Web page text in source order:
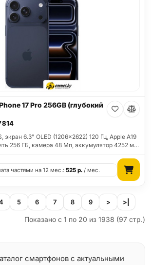
17 Pro 256GB (глубокий
экран 6.3" OLED (1206x2622) 120 Гц, Apple A19
256 ГБ, камера 48 Мп, аккумулятор 4252 м…
частями на 12 мес.:525 р. / мес.
5 6 7 8 9 > >|
Показано с 1 по 20 из 1938 (97 стр.)
смартфонов с актуальными